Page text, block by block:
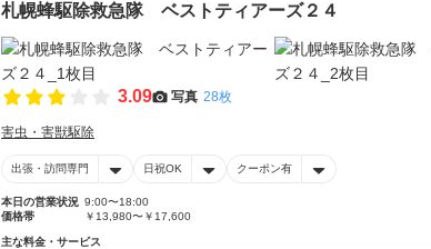
札幌蜂駆除救急隊 ベストティアーズ２４
3.09 写真 28枚
害虫・害獣駆除
出張・訪問専門 日祝OK クーポン有
本日の営業状況 9:00〜18:00
価格帯
￥13,980〜￥17,600
主な料金・サービス